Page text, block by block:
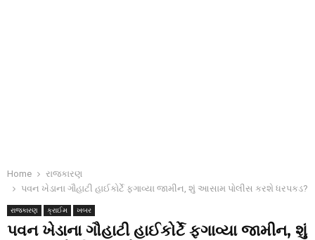
Home
રાજકારણ
પવન ખેડાના ગૌહાટી હાઈકોર્ટે ફગાવ્યા જામીન, શું આસામ પોલીસ કરશે ધરપકડ?
રાજકારણ ક્રાઈમ ખબર
પવન ખેડાના ગૌહાટી હાઈકોર્ટે ફગાવ્યા જામીન, શું